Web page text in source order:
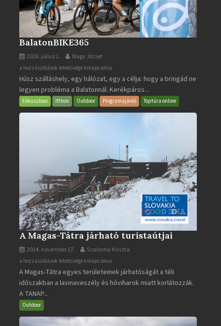
BalatonBIKE365
2026. július 1. Nagy József
BalatonBIKE365
bejegyzéshez
a hozzászólások lehetősége kikapcsolva
Húsz szálláshely, egy hálózat, egy a célja: hogy a bringád ne
legyen probléma a Balatonnál. Kerékpáros...
Fókuszban Itthon Outdoor Programajánló Toptúra online
A Magas-Tátra járható turistaútjai
2024. november 27. Szalontai Kriszta
A
Magas-
Tátra
járható
turistaútjai
a hozzászólások lehetősége kikapcsolva
A Magas-Tátra egyes területeinek járhatóságát a téli
időszakban a lavinaveszély és hóviharok miatt korlátozzák.
A TANAP...
Outdoor